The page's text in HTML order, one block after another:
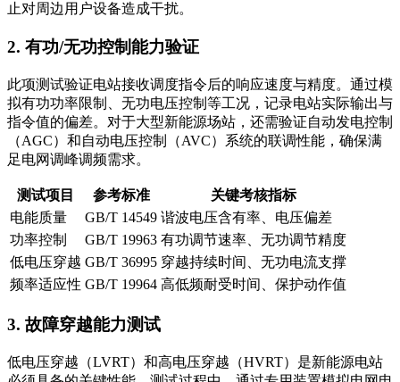
止对周边用户设备造成干扰。
2. 有功/无功控制能力验证
此项测试验证电站接收调度指令后的响应速度与精度。通过模
拟有功功率限制、无功电压控制等工况，记录电站实际输出与
指令值的偏差。对于大型新能源场站，还需验证自动发电控制
（AGC）和自动电压控制（AVC）系统的联调性能，确保满
足电网调峰调频需求。
测试项目 参考标准
关键考核指标
电能质量
GB/T 14549 谐波电压含有率、电压偏差
功率控制
GB/T 19963 有功调节速率、无功调节精度
低电压穿越 GB/T 36995 穿越持续时间、无功电流支撑
频率适应性 GB/T 19964 高低频耐受时间、保护动作值
3. 故障穿越能力测试
低电压穿越（LVRT）和高电压穿越（HVRT）是新能源电站